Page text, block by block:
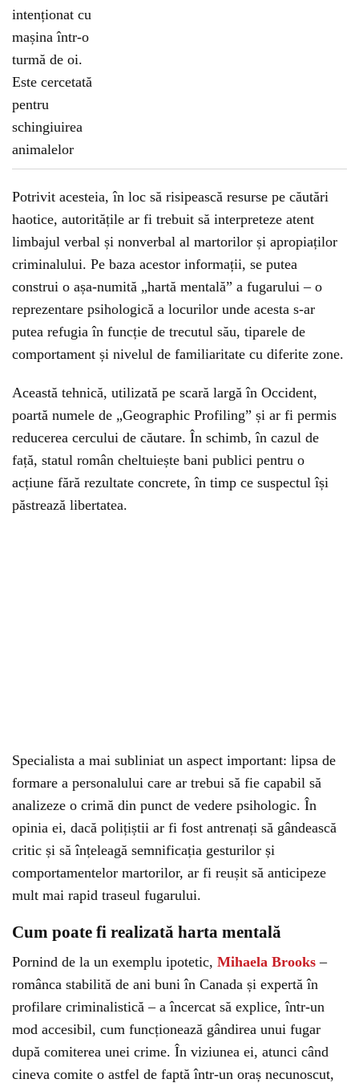
Potrivit acesteia, în loc să risipească resurse pe căutări
haotice, autoritățile ar fi trebuit să interpreteze atent
limbajul verbal și nonverbal al martorilor și apropiaților
criminalului. Pe baza acestor informații, se putea
construi o așa-numită „hartă mentală” a fugarului – o
reprezentare psihologică a locurilor unde acesta s-ar
putea refugia în funcție de trecutul său, tiparele de
comportament și nivelul de familiaritate cu diferite zone.
Această tehnică, utilizată pe scară largă în Occident,
poartă numele de „Geographic Profiling” și ar fi permis
reducerea cercului de căutare. În schimb, în cazul de
față, statul român cheltuiește bani publici pentru o
acțiune fără rezultate concrete, în timp ce suspectul își
păstrează libertatea.
Specialista a mai subliniat un aspect important: lipsa de
formare a personalului care ar trebui să fie capabil să
analizeze o crimă din punct de vedere psihologic. În
opinia ei, dacă polițiștii ar fi fost antrenați să gândească
critic și să înțeleagă semnificația gesturilor și
comportamentelor martorilor, ar fi reușit să anticipeze
mult mai rapid traseul fugarului.
Cum poate fi realizată harta mentală
Pornind de la un exemplu ipotetic, Mihaela Brooks –
românca stabilită de ani buni în Canada și expertă în
profilare criminalistică – a încercat să explice, într-un
mod accesibil, cum funcționează gândirea unui fugar
după comiterea unei crime. În viziunea ei, atunci când
cineva comite o astfel de faptă într-un oraș necunoscut,